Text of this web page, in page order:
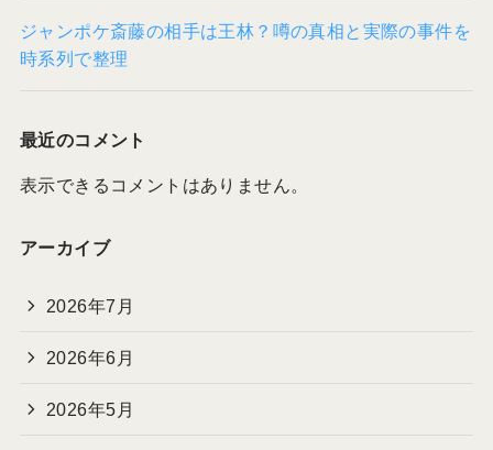
ジャンポケ斎藤の相手は王林？噂の真相と実際の事件を
時系列で整理
最近のコメント
表示できるコメントはありません。
アーカイブ
2026年7月
2026年6月
2026年5月